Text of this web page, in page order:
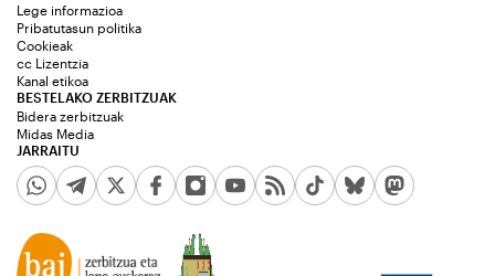
JARRAITU
Lege informazioa
Pribatutasun politika
Cookieak
cc Lizentzia
Kanal etikoa
BESTELAKO ZERBITZUAK
Bidera zerbitzuak
Midas Media